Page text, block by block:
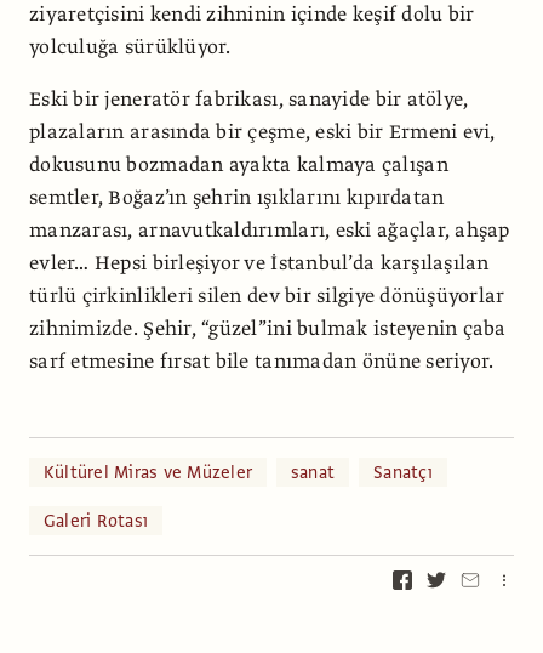
ziyaretçisini kendi zihninin içinde keşif dolu bir
yolculuğa sürüklüyor.
Eski bir jeneratör fabrikası, sanayide bir atölye,
plazaların arasında bir çeşme, eski bir Ermeni evi,
dokusunu bozmadan ayakta kalmaya çalışan
semtler, Boğaz’ın şehrin ışıklarını kıpırdatan
manzarası, arnavutkaldırımları, eski ağaçlar, ahşap
evler… Hepsi birleşiyor ve İstanbul’da karşılaşılan
türlü çirkinlikleri silen dev bir silgiye dönüşüyorlar
zihnimizde. Şehir, “güzel”ini bulmak isteyenin çaba
sarf etmesine fırsat bile tanımadan önüne seriyor.
Kültürel Miras ve Müzeler sanat
Sanatçı
Galeri Rotası